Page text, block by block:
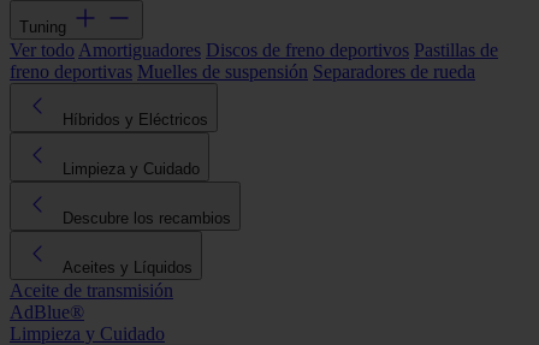
Tuning
Ver todo Amortiguadores Discos de freno deportivos Pastillas de
freno deportivas Muelles de suspensión Separadores de rueda
Híbridos y Eléctricos
Limpieza y Cuidado
Descubre los recambios
Aceites y Líquidos
Aceite de transmisión
AdBlue®
Limpieza y Cuidado